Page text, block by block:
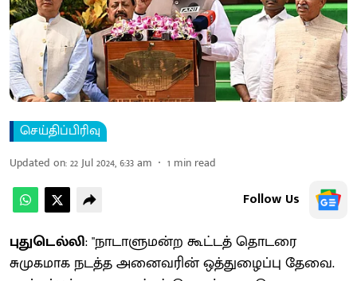
செய்திப்பிரிவு
Updated on:22 Jul 2024, 6:33 am 1 min read
Follow Us
புதுடெல்லி: "நாடாளுமன்ற கூட்டத் தொடரை
சுமுகமாக நடத்த அனைவரின் ஒத்துழைப்பு தேவை.